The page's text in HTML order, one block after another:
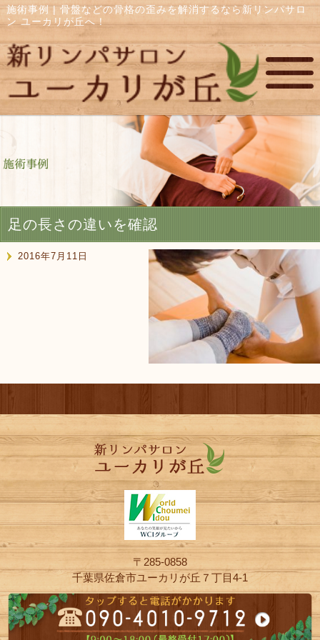
施術事例 | 骨盤などの骨格の歪みを解消するなら新リンパサロ
ン ユーカリが丘へ！
足の長さの違いを確認
2016年7月11日
〒285-0858
千葉県佐倉市ユーカリが丘７丁目4-1